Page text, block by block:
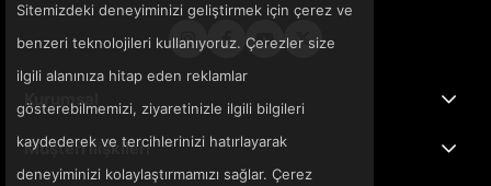
Kurumsal
Müşteri İlişkileri
Sitemizdeki deneyiminizi geliştirmek için çerez ve
benzeri teknolojileri kullanıyoruz. Çerezler size
ilgili alanınıza hitap eden reklamlar
gösterebilmemizi, ziyaretinizle ilgili bilgileri
kaydederek ve tercihlerinizi hatırlayarak
deneyiminizi kolaylaştırmamızı sağlar. Çerez